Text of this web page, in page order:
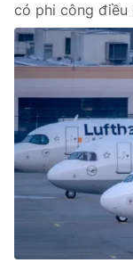
có phi công điều